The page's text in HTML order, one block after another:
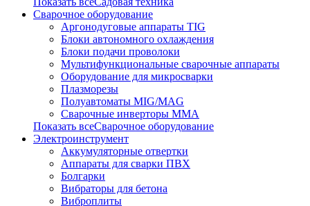
Сварочное оборудование
Аргонодуговые аппараты TIG
Блоки автономного охлаждения
Блоки подачи проволоки
Мультифункциональные сварочные аппараты
Оборудование для микросварки
Плазморезы
Полуавтоматы MIG/MAG
Сварочные инверторы ММА
Показать всеСварочное оборудование
Электроинструмент
Аккумуляторные отвертки
Аппараты для сварки ПВХ
Болгарки
Вибраторы для бетона
Виброплиты